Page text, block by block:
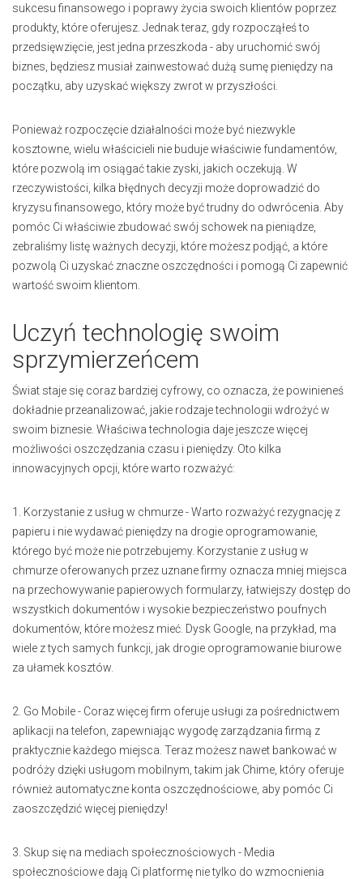
sukcesu finansowego i poprawy życia swoich klientów poprzez
produkty, które oferujesz. Jednak teraz, gdy rozpocząłeś to
przedsięwzięcie, jest jedna przeszkoda - aby uruchomić swój
biznes, będziesz musiał zainwestować dużą sumę pieniędzy na
początku, aby uzyskać większy zwrot w przyszłości.
Ponieważ rozpoczęcie działalności może być niezwykle
kosztowne, wielu właścicieli nie buduje właściwie fundamentów,
które pozwolą im osiągać takie zyski, jakich oczekują. W
rzeczywistości, kilka błędnych decyzji może doprowadzić do
kryzysu finansowego, który może być trudny do odwrócenia. Aby
pomóc Ci właściwie zbudować swój schowek na pieniądze,
zebraliśmy listę ważnych decyzji, które możesz podjąć, a które
pozwolą Ci uzyskać znaczne oszczędności i pomogą Ci zapewnić
wartość swoim klientom.
Uczyń technologię swoim
sprzymierzeńcem
Świat staje się coraz bardziej cyfrowy, co oznacza, że powinieneś
dokładnie przeanalizować, jakie rodzaje technologii wdrożyć w
swoim biznesie. Właściwa technologia daje jeszcze więcej
możliwości oszczędzania czasu i pieniędzy. Oto kilka
innowacyjnych opcji, które warto rozważyć:
1. Korzystanie z usług w chmurze - Warto rozważyć rezygnację z
papieru i nie wydawać pieniędzy na drogie oprogramowanie,
którego być może nie potrzebujemy. Korzystanie z usług w
chmurze oferowanych przez uznane firmy oznacza mniej miejsca
na przechowywanie papierowych formularzy, łatwiejszy dostęp do
wszystkich dokumentów i wysokie bezpieczeństwo poufnych
dokumentów, które możesz mieć. Dysk Google, na przykład, ma
wiele z tych samych funkcji, jak drogie oprogramowanie biurowe
za ułamek kosztów.
2. Go Mobile - Coraz więcej firm oferuje usługi za pośrednictwem
aplikacji na telefon, zapewniając wygodę zarządzania firmą z
praktycznie każdego miejsca. Teraz możesz nawet bankować w
podróży dzięki usługom mobilnym, takim jak Chime, który oferuje
również automatyczne konta oszczędnościowe, aby pomóc Ci
zaoszczędzić więcej pieniędzy!
3. Skup się na mediach społecznościowych - Media
społecznościowe dają Ci platformę nie tylko do wzmocnienia